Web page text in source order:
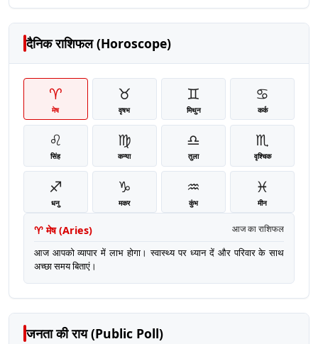
दैनिक राशिफल (Horoscope)
♈
मेष
♉
वृषभ
♊
मिथुन
♋
कर्क
♌
सिंह
♍
कन्या
♎
तुला
♏
वृश्चिक
♐
धनु
♑
मकर
♒
कुंभ
♓
मीन
♈ मेष(Aries) आज का राशिफल
आज आपको व्यापार में लाभ होगा। स्वास्थ्य पर ध्यान दें और परिवार के साथ
अच्छा समय बिताएं।
जनता की राय (Public Poll)